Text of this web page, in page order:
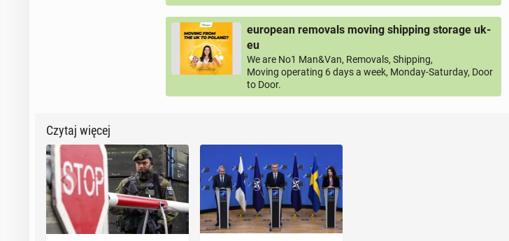
european removals moving shipping storage uk-
eu
We are No1 Man&Van, Removals, Shipping,
Moving operating 6 days a week, Monday-Saturday, Door
to Door.
Czytaj więcej